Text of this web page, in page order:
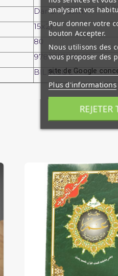
Dar al Muslim
15x21
80
9782917113967
BILINGUE
analysant vos
Pour donner votre
bouton Accepter.
Nous utilisons des
vous proposer des
site de Google
Plus d'informations
REJETER